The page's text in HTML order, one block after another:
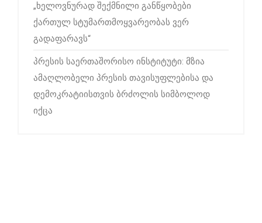
„ხელოვნურად შექმნილი განწყობები
ქართულ სტუმართმოყვარეობას ვერ
გადაფარავს“
პრესის საერთაშორისო ინსტიტუტი: მზია
ამაღლობელი პრესის თავისუფლებისა და
დემოკრატიისთვის ბრძოლის სიმბოლოდ
იქცა